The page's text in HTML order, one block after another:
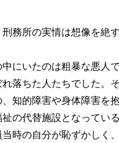
務所の実情は想像を絶
中にいたのは粗暴な悪人
落ちた人たちでした。
、知的障害や身体障害を
の代替施設となってい
時の自分が恥ずかしく